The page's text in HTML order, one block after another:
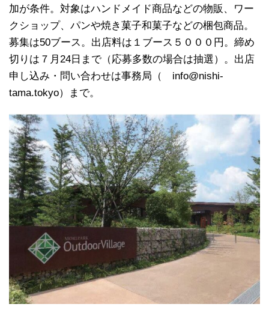
加が条件。対象はハンドメイド商品などの物販、ワー
クショップ、パンや焼き菓子和菓子などの梱包商品。
募集は50ブース。出店料は１ブース５０００円。締め
切りは７月24日まで（応募多数の場合は抽選）。出店
申し込み・問い合わせは事務局（ info@nishi-
tama.tokyo）まで。